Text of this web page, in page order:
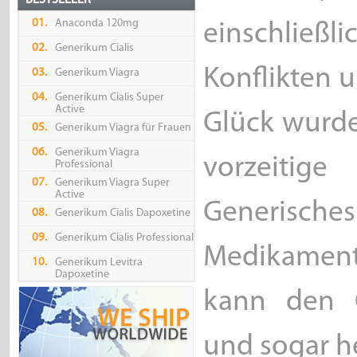
01. Anaconda 120mg
02. Generikum Cialis
03. Generikum Viagra
04.
Generikum Cialis Super
Active
05.
Generikum Viagra für Frauen
06.
Generikum Viagra
Professional
07.
Generikum Viagra Super
Active
08.
Generikum Cialis Dapoxetine
09. Generikum Cialis Professional
10.
Generikum Levitra
Dapoxetine
Konflikten
Glück
kann den
und sogar